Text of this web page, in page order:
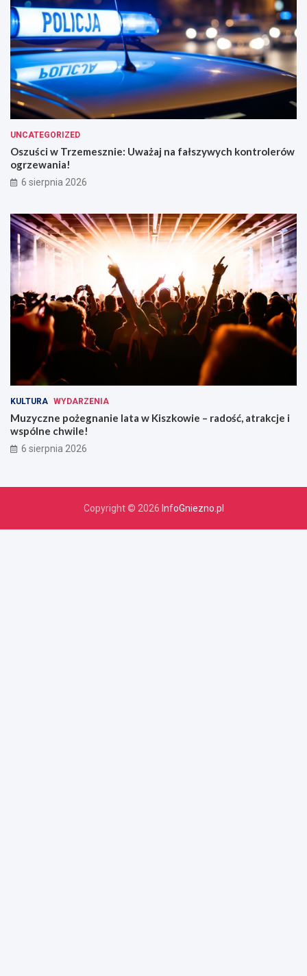
UNCATEGORIZED
Oszuści w Trzemesznie: Uważaj na fałszywych kontrolerów
ogrzewania!
6 sierpnia 2026
KULTURA WYDARZENIA
Muzyczne pożegnanie lata w Kiszkowie – radość, atrakcje i
wspólne chwile!
6 sierpnia 2026
Copyright © 2026 InfoGniezno.pl